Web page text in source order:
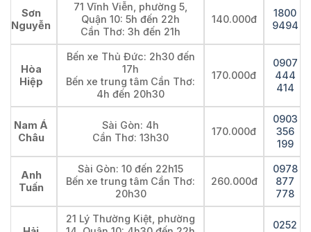
Sơn
Nguyễn
71 Vĩnh Viễn, phường 5,
Quận 10: 5h đến 22h
Cần Thơ: 3h đến 21h
140.000đ
1800
9494
Hòa
Hiệp
Bến xe Thủ Đức: 2h30 đến
17h
Bến xe trung tâm Cần Thơ:
4h đến 20h30
170.000đ
0907
444
414
Nam Á
Châu
Sài Gòn: 4h
Cần Thơ: 13h30
170.000đ
0903
356
199
Anh
Tuấn
Sài Gòn: 10 đến 22h15
Bến xe trung tâm Cần Thơ:
20h30
260.000đ
0978
877
778
21 Lý Thường Kiệt, phường
0252